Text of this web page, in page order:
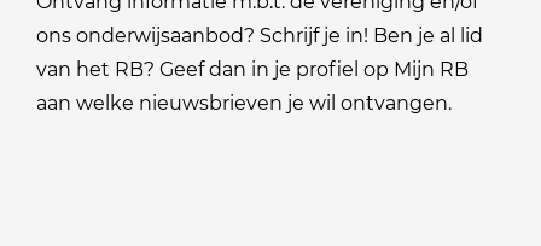
ons onderwijsaanbod? Schrijf je in! Ben je al lid
van het RB? Geef dan in je profiel op Mijn RB
aan welke nieuwsbrieven je wil ontvangen.